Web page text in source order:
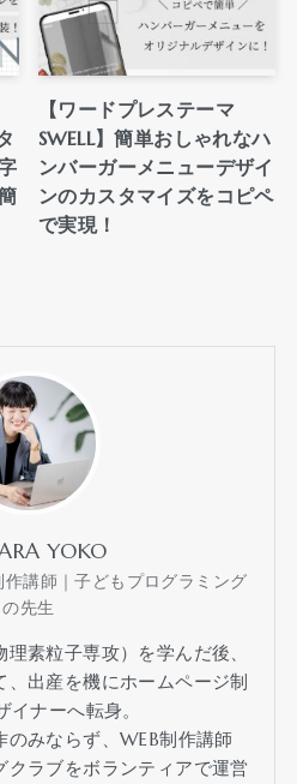
【ワードプレステーマ
SWELL】簡単おしゃれなハ
ンバーガーメニューデザイ
ンのカスタマイズをコピペ
で実現！
YOKO
講師｜子どもプログラミング
の先生
素粒子専攻）を学んだ後、
出産を機にホームページ制
ナーへ転身。
みならず、WEB制作講師
ラブをボランティアで運営